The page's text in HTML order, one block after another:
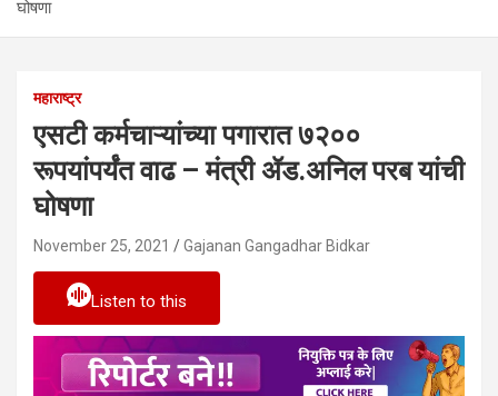
घोषणा
महाराष्ट्र
एसटी कर्मचाऱ्यांच्या पगारात ७२००
रूपयांपर्यंत वाढ – मंत्री ॲड.अनिल परब यांची
घोषणा
November 25, 2021 Gajanan Gangadhar Bidkar
Listen to this